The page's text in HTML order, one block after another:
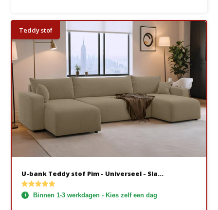
Teddy stof
U-bank Teddy stof Pim - Universeel - Sla...
Binnen 1-3 werkdagen - Kies zelf een dag